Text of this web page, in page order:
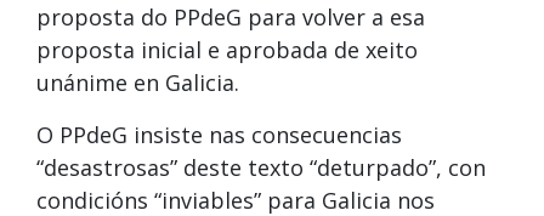
proposta do PPdeG para volver a esa
proposta inicial e aprobada de xeito
unánime en Galicia.
O PPdeG insiste nas consecuencias
“desastrosas” deste texto “deturpado”, con
condicións “inviables” para Galicia nos